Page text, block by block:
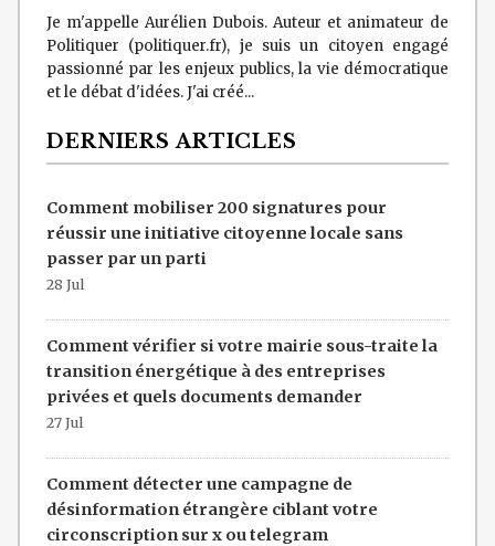
Je m'appelle Aurélien Dubois. Auteur et animateur de
Politiquer (politiquer.fr), je suis un citoyen engagé
passionné par les enjeux publics, la vie démocratique
et le débat d'idées. J'ai créé...
DERNIERS ARTICLES
Comment mobiliser 200 signatures pour
réussir une initiative citoyenne locale sans
passer par un parti
28 Jul
Comment vérifier si votre mairie sous-traite la
transition énergétique à des entreprises
privées et quels documents demander
27 Jul
Comment détecter une campagne de
désinformation étrangère ciblant votre
circonscription sur x ou telegram